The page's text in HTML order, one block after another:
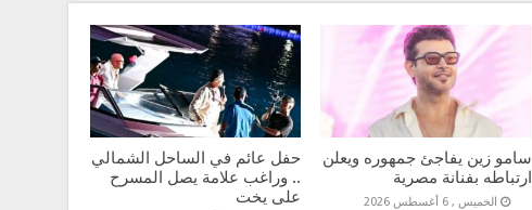
سامو زين يفاجئ جمهوره ويعلن
ارتباطه بفنانة مصرية
الخميس , 6 أغسطس 2026
حفل عائم في الساحل الشمالي
.. وراغب علامة يصل المسرح
على يخت